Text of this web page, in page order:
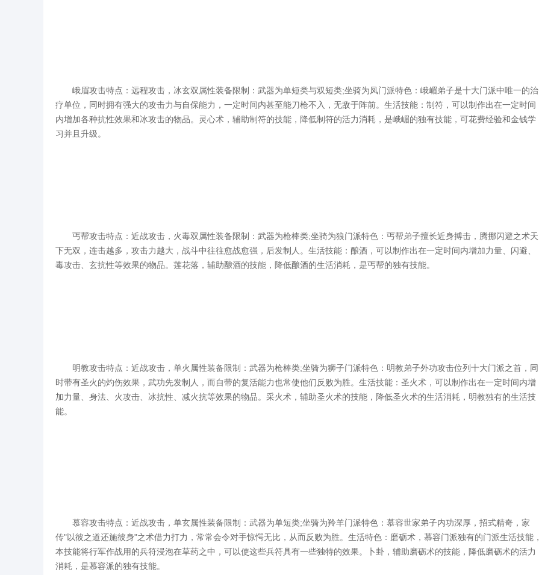
峨眉攻击特点：远程攻击，冰玄双属性装备限制：武器为单短类与双短类;坐骑为凤门派特色：峨嵋弟子是十大门派中唯一的治
疗单位，同时拥有强大的攻击力与自保能力，一定时间内甚至能刀枪不入，无敌于阵前。生活技能：制符，可以制作出在一定时间
内增加各种抗性效果和冰攻击的物品。灵心术，辅助制符的技能，降低制符的活力消耗，是峨嵋的独有技能，可花费经验和金钱学
习并且升级。
丐帮攻击特点：近战攻击，火毒双属性装备限制：武器为枪棒类;坐骑为狼门派特色：丐帮弟子擅长近身搏击，腾挪闪避之术天
下无双，连击越多，攻击力越大，战斗中往往愈战愈强，后发制人。生活技能：酿酒，可以制作出在一定时间内增加力量、闪避、
毒攻击、玄抗性等效果的物品。莲花落，辅助酿酒的技能，降低酿酒的生活消耗，是丐帮的独有技能。
明教攻击特点：近战攻击，单火属性装备限制：武器为枪棒类;坐骑为狮子门派特色：明教弟子外功攻击位列十大门派之首，同
时带有圣火的灼伤效果，武功先发制人，而自带的复活能力也常使他们反败为胜。生活技能：圣火术，可以制作出在一定时间内增
加力量、身法、火攻击、冰抗性、减火抗等效果的物品。采火术，辅助圣火术的技能，降低圣火术的生活消耗，明教独有的生活技
能。
慕容攻击特点：近战攻击，单玄属性装备限制：武器为单短类;坐骑为羚羊门派特色：慕容世家弟子内功深厚，招式精奇，家
传"以彼之道还施彼身"之术借力打力，常常会令对手惊愕无比，从而反败为胜。生活特色：磨砺术，慕容门派独有的门派生活技能，
本技能将行军作战用的兵符浸泡在草药之中，可以使这些兵符具有一些独特的效果。卜卦，辅助磨砺术的技能，降低磨砺术的活力
消耗，是慕容派的独有技能。